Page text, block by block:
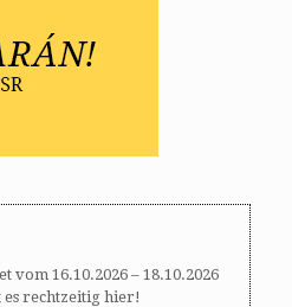
vom 16.10.2026 – 18.10.2026
es rechtzeitig hier!